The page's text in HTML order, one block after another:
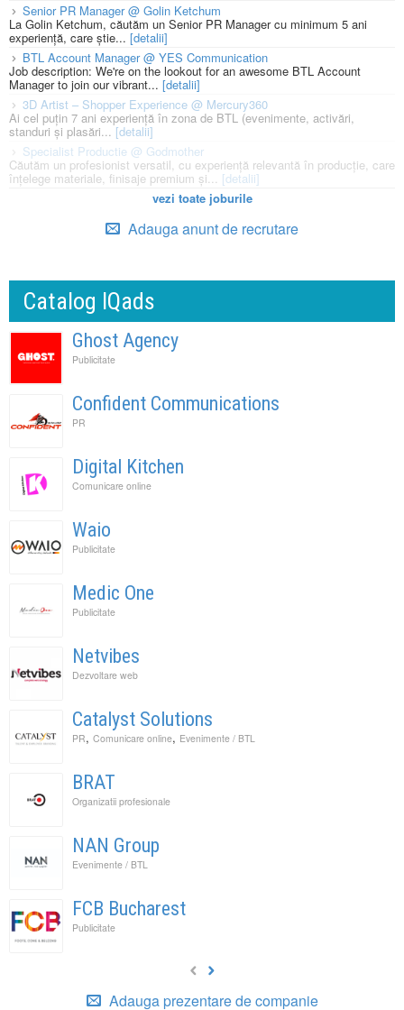
Senior PR Manager @ Golin Ketchum
La Golin Ketchum, căutăm un Senior PR Manager cu minimum 5 ani
experiență, care știe... [detalii]
BTL Account Manager @ YES Communication
Job description: We're on the lookout for an awesome BTL Account
Manager to join our vibrant... [detalii]
3D Artist – Shopper Experience @ Mercury360
Ai cel puțin 7 ani experiență în zona de BTL (evenimente, activări,
standuri și plasări... [detalii]
Specialist Productie @ Godmother
Căutăm un profesionist versatil, cu experiență relevantă în producție, care
înțelege materiale, finisaje premium și... [detalii]
vezi toate joburile
Adauga anunt de recrutare
Catalog IQads
Ghost Agency
Publicitate
Confident Communications
PR
Digital Kitchen
Comunicare online
Waio
Publicitate
Medic One
Publicitate
Netvibes
Dezvoltare web
Catalyst Solutions
PR, Comunicare online, Evenimente / BTL
BRAT
Organizatii profesionale
NAN Group
Evenimente / BTL
FCB Bucharest
Publicitate
Adauga prezentare de companie